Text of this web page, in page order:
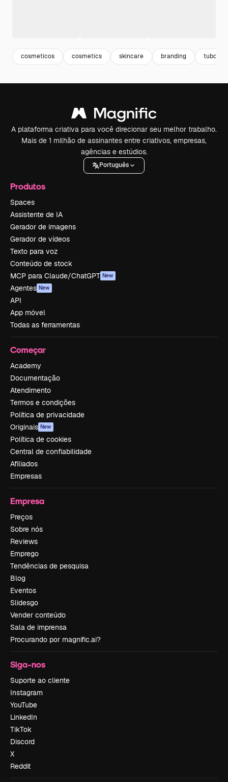
cosmeticos cosmetics skincare branding tubos
A plataforma criativa para você direcionar seu melhor trabalho.
Mais de 1 milhão de assinantes entre criativos, empresas,
agências e estúdios.
Português
Produtos
Spaces
Assistente de IA
Gerador de imagens
Gerador de vídeos
Texto para voz
Conteúdo de stock
MCP para Claude/ChatGPT New
Agentes New
API
App móvel
Todas as ferramentas
Começar
Academy
Documentação
Atendimento
Termos e condições
Política de privacidade
Originais New
Política de cookies
Central de confiabilidade
Afiliados
Empresas
Empresa
Preços
Sobre nós
Reviews
Emprego
Tendências de pesquisa
Blog
Eventos
Slidesgo
Vender conteúdo
Sala de imprensa
Procurando por magnific.ai?
Siga-nos
Suporte ao cliente
Instagram
YouTube
LinkedIn
TikTok
Discord
X
Reddit